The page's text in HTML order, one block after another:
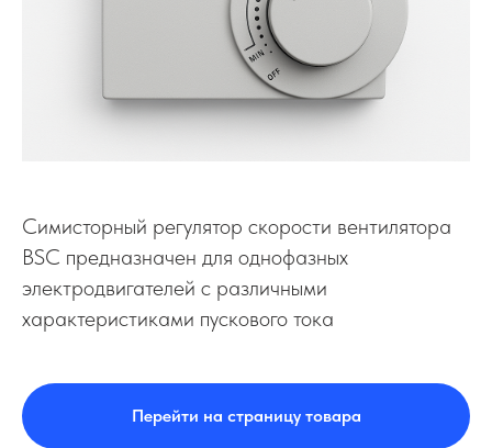
Симисторный регулятор скорости вентилятора
BSC предназначен для однофазных
электродвигателей с различными
характеристиками пускового тока
Перейти на страницу товара